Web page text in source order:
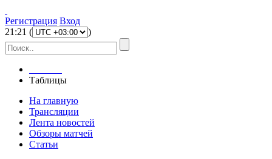
Регистрация Вход
21 :21 ( )
Таблицы
На главную
Трансляции
Лента новостей
Обзоры матчей
Статьи